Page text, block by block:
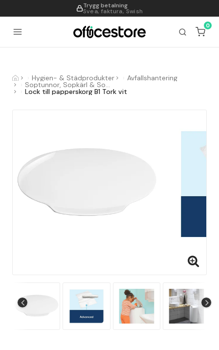
Trygg betalning
Svea, faktura, Swish
995
0
Hygien- & Städprodukter Avfallshantering
Soptunnor, Sopkärl & Sopsorteringskärl
Lock till papperskorg B1 Tork vit